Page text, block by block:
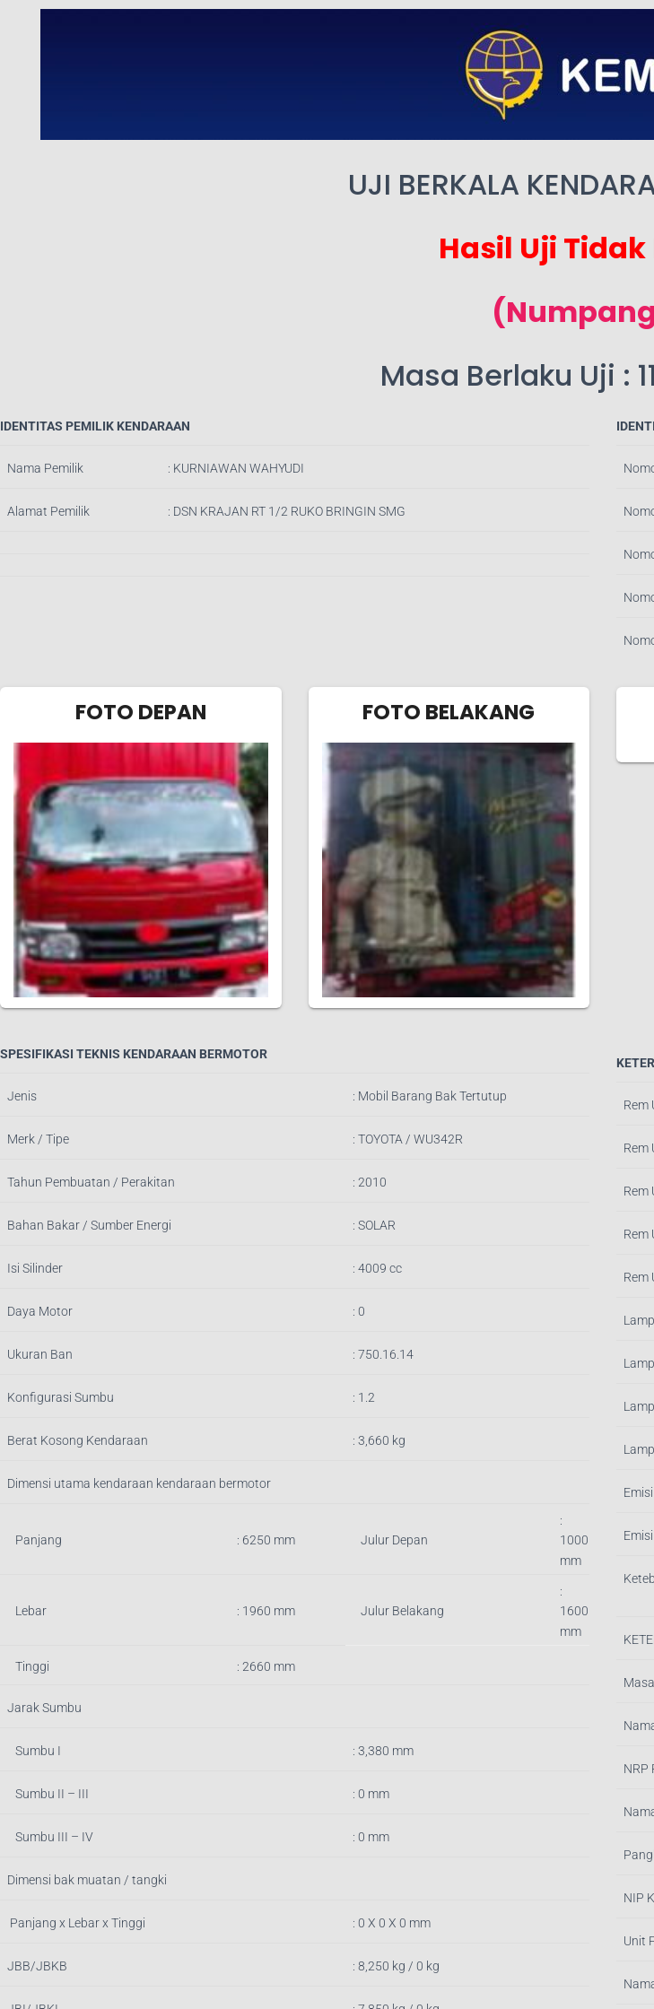
UJI BERKALA
Hasil Uji
Masa Berlaku Uji :
IDENTITAS PEMILIK KENDARAAN
Nama Pemilik : KURNIAWAN WAHYUDI
Alamat Pemilik : DSN KRAJAN RT 1/2 RUKO BRINGIN SMG
FOTO DEPAN FOTO BELAKANG
SPESIFIKASI TEKNIS KENDARAAN BERMOTOR
Jenis : Mobil Barang Bak Tertutup
Merk / Tipe : TOYOTA / WU342R
Tahun Pembuatan / Perakitan : 2010
Bahan Bakar / Sumber Energi : SOLAR
Isi Silinder : 4009 cc
Daya Motor : 0
Ukuran Ban : 750.16.14
Konfigurasi Sumbu : 1.2
Berat Kosong Kendaraan : 3,660 kg
Dimensi utama kendaraan kendaraan bermotor
Panjang : 6250 mm Julur Depan
:
1000
mm
Lebar : 1960 mm Julur Belakang
:
1600
mm
Tinggi : 2660 mm
Jarak Sumbu
Sumbu I : 3,380 mm
Sumbu II – III : 0 mm
Sumbu III – IV : 0 mm
Dimensi bak muatan / tangki
Panjang x Lebar x Tinggi : 0 X 0 X 0 mm
JBB/JBKB : 8,250 kg / 0 kg
Rem
Rem
Rem
Rem
Rem
NRP
NIP
Unit